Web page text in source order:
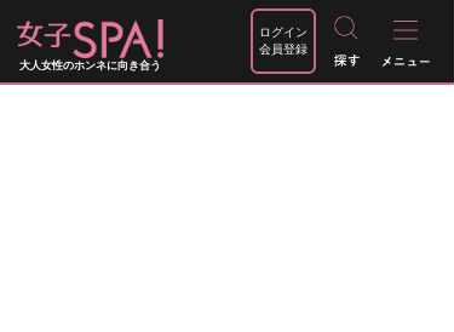
大人女性のホンネに向き合う
ログイン
会員登録